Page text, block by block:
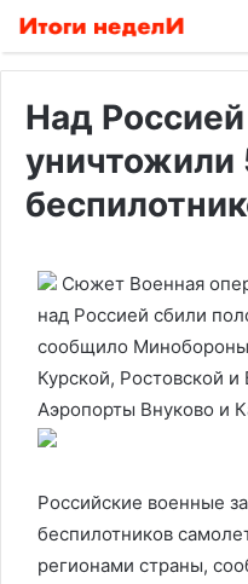
Над
уничтожили
Сюжет Военная
над Россией сбили
сообщило
Курской, Ростовской
Аэропорты Внуково и
Российские военные
беспилотников
регионами страны,